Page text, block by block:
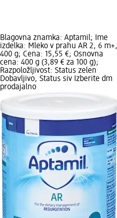
Blagovna znamka: Aptamil; Ime
izdelka: Mleko v prahu AR 2, 6 m+,
400 g; Cena: 15,55 €; Osnovna
cena: 400 g (3,89 € za 100 g);
Razpoložljivost: Status zelen
Dobavljivo, Status siv Izberite dm
prodajalno